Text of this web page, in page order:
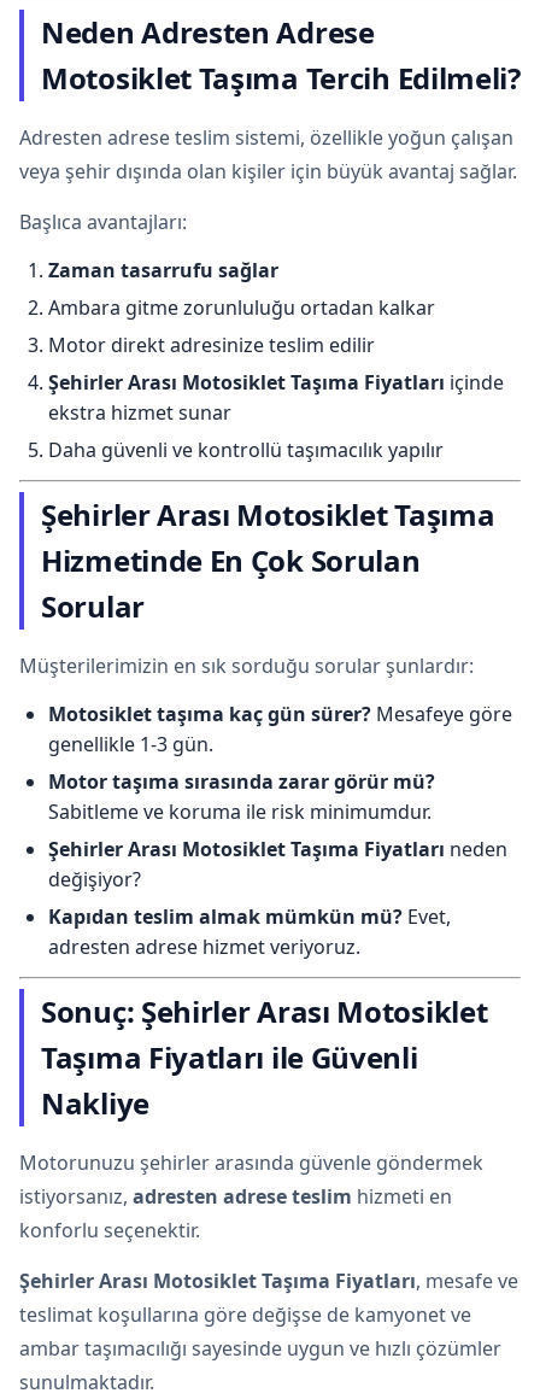
Neden Adresten Adrese
Motosiklet Taşıma Tercih Edilmeli?
Adresten adrese teslim sistemi, özellikle yoğun çalışan
veya şehir dışında olan kişiler için büyük avantaj sağlar.
Başlıca avantajları:
Zaman tasarrufu sağlar
Ambara gitme zorunluluğu ortadan kalkar
Motor direkt adresinize teslim edilir
Şehirler Arası Motosiklet Taşıma Fiyatları içinde
ekstra hizmet sunar
Daha güvenli ve kontrollü taşımacılık yapılır
Şehirler Arası Motosiklet Taşıma
Hizmetinde En Çok Sorulan
Sorular
Müşterilerimizin en sık sorduğu sorular şunlardır:
Motosiklet taşıma kaç gün sürer? Mesafeye göre
genellikle 1-3 gün.
Motor taşıma sırasında zarar görür mü?
Sabitleme ve koruma ile risk minimumdur.
Şehirler Arası Motosiklet Taşıma Fiyatları neden
değişiyor?
Kapıdan teslim almak mümkün mü? Evet,
adresten adrese hizmet veriyoruz.
Sonuç: Şehirler Arası Motosiklet
Taşıma Fiyatları ile Güvenli
Nakliye
Motorunuzu şehirler arasında güvenle göndermek
istiyorsanız, adresten adrese teslim hizmeti en
konforlu seçenektir.
Şehirler Arası Motosiklet Taşıma Fiyatları, mesafe ve
teslimat koşullarına göre değişse de kamyonet ve
ambar taşımacılığı sayesinde uygun ve hızlı çözümler
sunulmaktadır.